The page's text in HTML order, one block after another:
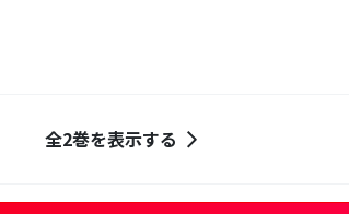
全2巻を表示する